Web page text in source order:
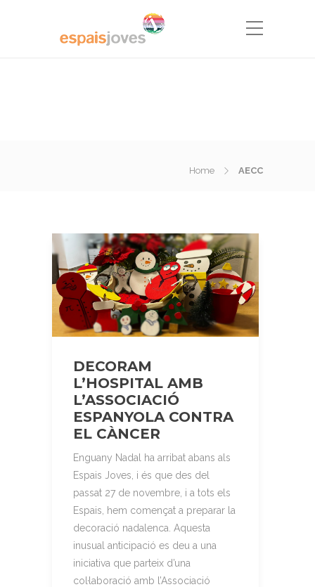
Home AECC
DECORAM
L’HOSPITAL AMB
L’ASSOCIACIÓ
ESPANYOLA CONTRA
EL CÀNCER
Enguany Nadal ha arribat abans als
Espais Joves, i és que des del
passat 27 de novembre, i a tots els
Espais, hem començat a preparar la
decoració nadalenca. Aquesta
inusual anticipació es deu a una
iniciativa que parteix d’una
col·laboració amb l’Associació